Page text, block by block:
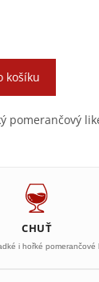
košíku
pomerančový
CHUŤ
i hořké pomerančové